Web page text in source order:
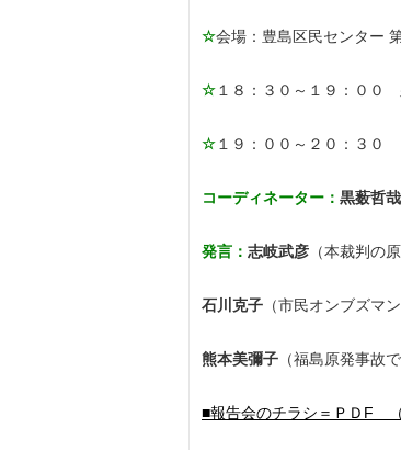
☆会場：豊島区民センター
☆ １８：３０～１９：００
☆ １９：００～２０：３０
コーディネーター： 黒薮哲哉
発言： 志岐武彦 （本裁判の原
石川克子 （市民オンブズマ
熊本美彌子 （福島原発事故
■報告会のチラシ＝ＰＤF （